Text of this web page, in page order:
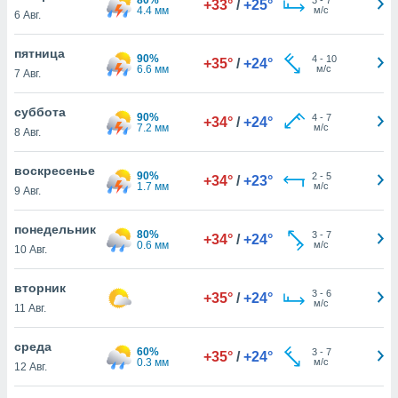
действия
рекламу
нашей
cookie
cookie
в
нашего
6 Авг.
4.4 мм
+33° / +25°
м/с
пятница
7 Авг.
90%
6.6 мм
+35° / +24° 4- 10
м/с
суббота
8 Авг.
90%
7.2 мм
+34° / +24° 4- 7
м/с
воскресенье
9 Авг.
90%
1.7 мм
+34° / +23° 2- 5
м/с
понедельник
10 Авг.
80%
0.6 мм
+34° / +24° 3- 7
м/с
вторник
11 Авг.
+35° / +24° 3- 6
м/с
среда
12 Авг.
60%
0.3 мм
+35° / +24° 3- 7
м/с